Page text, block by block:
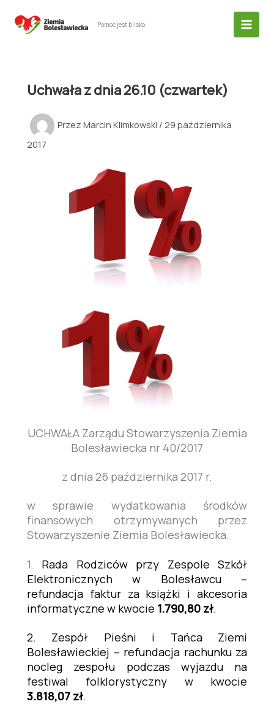
Pomoc jest blisko.
Uchwała z dnia 26.10 (czwartek)
Przez Marcin Klimkowski / 29 października
2017
UCHWAŁA Zarządu Stowarzyszenia Ziemia
Bolesławiecka nr 40/2017
z dnia 26 października 2017 r.
w sprawie wydatkowania środków
finansowych otrzymywanych przez
Stowarzyszenie Ziemia Bolesławiecka.
1. Rada Rodziców przy Zespole Szkół
Elektronicznych w Bolesławcu –
refundacja faktur za książki i akcesoria
informatyczne w kwocie 1.790,80 zł.
2. Zespół Pieśni i Tańca Ziemi
Bolesławieckiej – refundacja rachunku za
nocleg zespołu podczas wyjazdu na
festiwal folklorystyczny w kwocie
3.818,07 zł.